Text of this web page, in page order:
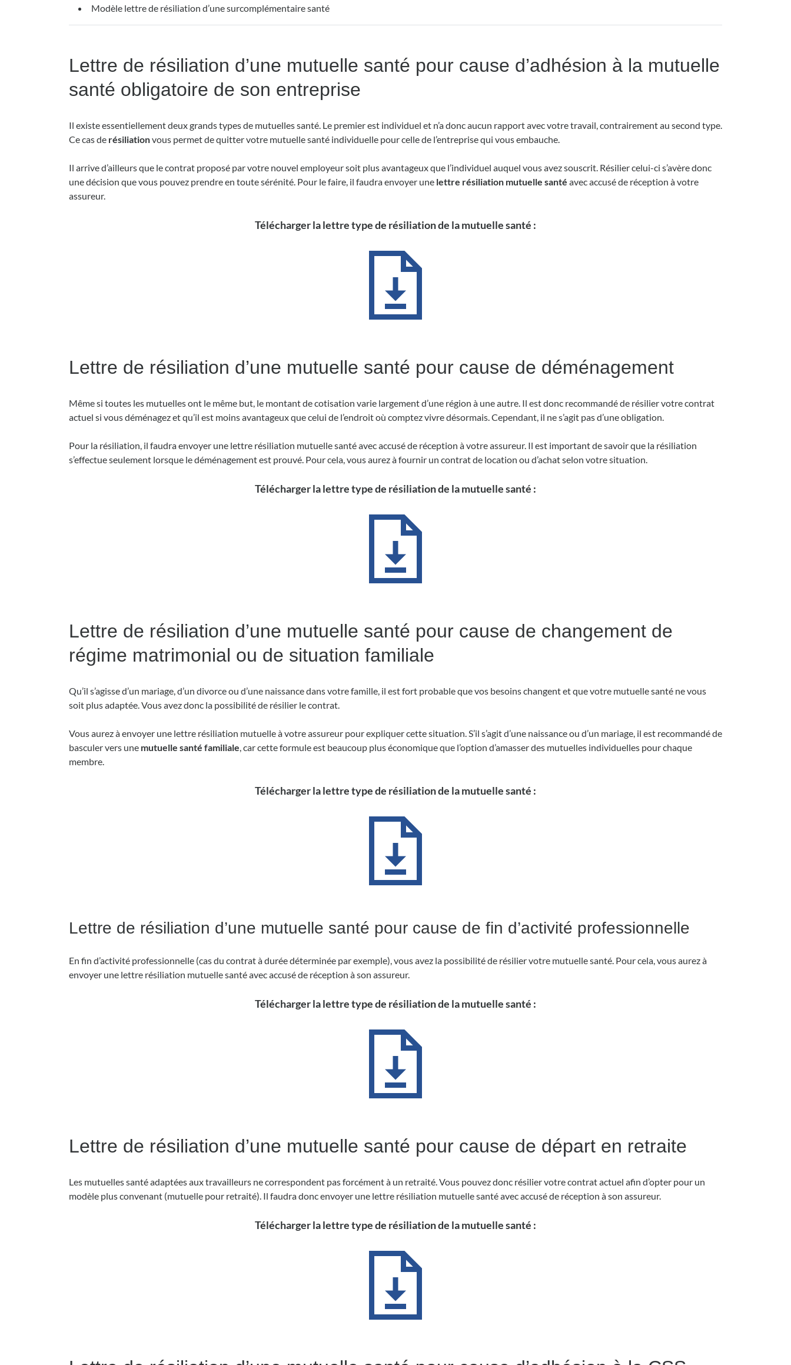
Modèle lettre de résiliation d’une surcomplémentaire santé
Lettre de résiliation d’une mutuelle santé pour cause d’adhésion à la mutuelle
santé obligatoire de son entreprise
Il existe essentiellement deux grands types de mutuelles santé. Le premier est individuel et n’a donc aucun rapport avec votre travail, contrairement au second type.
Ce cas de résiliationvous permet de quitter votre mutuelle santé individuelle pour celle de l’entreprise qui vous embauche.
Il arrive d’ailleurs que le contrat proposé par votre nouvel employeur soit plus avantageux que l’individuel auquel vous avez souscrit. Résilier celui-ci s’avère donc
une décision que vous pouvez prendre en toute sérénité. Pour le faire, il faudra envoyer une lettre résiliation mutuelle santé avec accusé de réception à votre
assureur.
Télécharger la lettre type de résiliation de la mutuelle santé :
Lettre de résiliation d’une mutuelle santé pour cause de déménagement
Même si toutes les mutuelles ont le même but, le montant de cotisation varie largement d’une région à une autre. Il est donc recommandé de résilier votre contrat
actuel si vous déménagez et qu’il est moins avantageux que celui de l’endroit où comptez vivre désormais. Cependant, il ne s’agit pas d’une obligation.
Pour la résiliation, il faudra envoyer une lettre résiliation mutuelle santé avec accusé de réception à votre assureur. Il est important de savoir que la résiliation
s’effectue seulement lorsque le déménagement est prouvé. Pour cela, vous aurez à fournir un contrat de location ou d’achat selon votre situation.
Télécharger la lettre type de résiliation de la mutuelle santé :
Lettre de résiliation d’une mutuelle santé pour cause de changement de
régime matrimonial ou de situation familiale
Qu’il s’agisse d’un mariage, d’un divorce ou d’une naissance dans votre famille, il est fort probable que vos besoins changent et que votre mutuelle santé ne vous
soit plus adaptée. Vous avez donc la possibilité de résilier le contrat.
Vous aurez à envoyer une lettre résiliation mutuelle à votre assureur pour expliquer cette situation. S’il s’agit d’une naissance ou d’un mariage, il est recommandé de
basculer vers une mutuelle santé familiale, car cette formule est beaucoup plus économique que l’option d’amasser des mutuelles individuelles pour chaque
membre.
Télécharger la lettre type de résiliation de la mutuelle santé :
Lettre de résiliation d’une mutuelle santé pour cause de fin d’activité professionnelle
En fin d’activité professionnelle (cas du contrat à durée déterminée par exemple), vous avez la possibilité de résilier votre mutuelle santé. Pour cela, vous aurez à
envoyer une lettre résiliation mutuelle santé avec accusé de réception à son assureur.
Télécharger la lettre type de résiliation de la mutuelle santé :
Lettre de résiliation d’une mutuelle santé pour cause de départ en retraite
Les mutuelles santé adaptées aux travailleurs ne correspondent pas forcément à un retraité. Vous pouvez donc résilier votre contrat actuel afin d’opter pour un
modèle plus convenant (mutuelle pour retraité). Il faudra donc envoyer une lettre résiliation mutuelle santé avec accusé de réception à son assureur.
Télécharger la lettre type de résiliation de la mutuelle santé :